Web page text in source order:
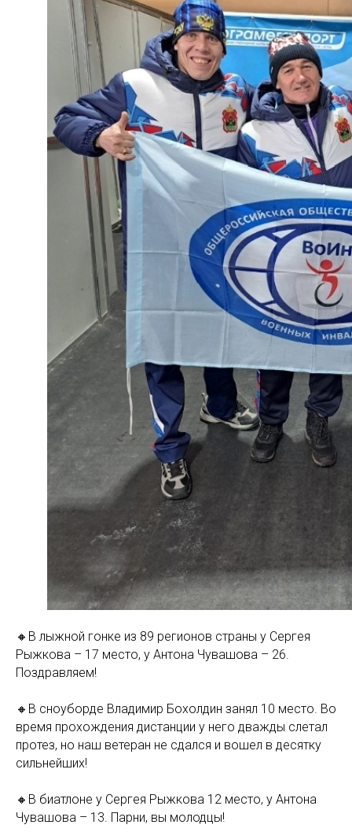
🔸В лыжной гонке из 89 регионов страны у Сергея
Рыжкова – 17 место, у Антона Чувашова – 26.
Поздравляем!
🔸В сноуборде Владимир Бохолдин занял 10 место. Во
время прохождения дистанции у него дважды слетал
протез, но наш ветеран не сдался и вошел в десятку
сильнейших!
🔸В биатлоне у Сергея Рыжкова 12 место, у Антона
Чувашова – 13. Парни, вы молодцы!